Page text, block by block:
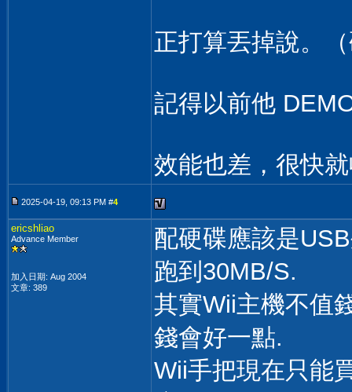
正打算丟掉說。
記得以前他
效能也差，很快
2025-04-19, 09:13 PM #4
ericshliao
Advance Member
加入日期: Aug 2004
文章: 389
配硬碟應該是
跑到30MB/S.
其實Wii主機不值
錢會好一點.
Wii手把現在只能